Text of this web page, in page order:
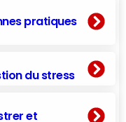
pratiques
du stress
et